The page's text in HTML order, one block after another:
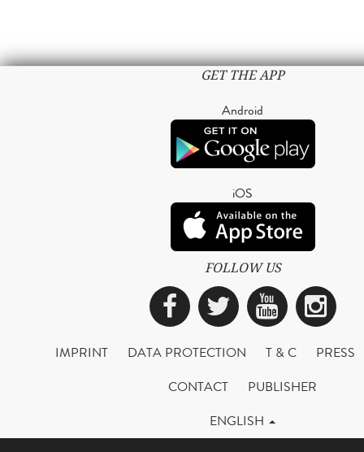
GET THE APP
Android
iOS
FOLLOW US
Facebook
Twitter
IMPRINT DATA PROTECTION T & C
PRESS
CONTACT
PUBLISHER
ENGLISH